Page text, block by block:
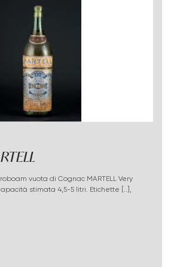
stimata 4,5-5 litri. Etichette [..],